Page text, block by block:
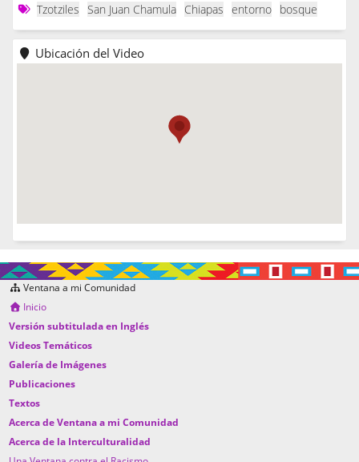
Tzotziles
San Juan Chamula Chiapas entorno bosque
Ubicación del Video
Ventana a mi Comunidad
Inicio
Versión subtitulada en Inglés
Videos Temáticos
Galería de Imágenes
Publicaciones
Textos
Acerca de Ventana a mi Comunidad
Acerca de la Interculturalidad